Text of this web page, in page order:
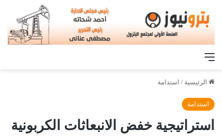
القائمة
الرئيسية / استدامة
استدامة
استراتيجية خفض الانبعاثات الكربونية